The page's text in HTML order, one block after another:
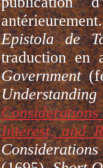
Epistola de
traduction en
Government
Understanding
Interest, and